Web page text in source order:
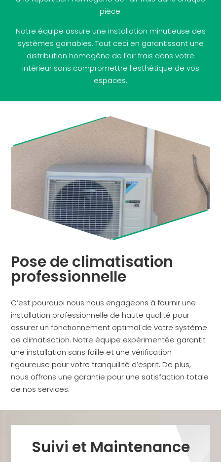
pièce.
Notre équipe assure une installation minutieuse des
systèmes gainables. Tout ceci en garantissant une
distribution homogène de l’air frais dans votre
intérieur sans compromettre l’esthétique de vos
espaces.
Pose de climatisation
professionnelle
C’est pourquoi nous nous engageons à fournir une
installation professionnelle de haute qualité pour
assurer un fonctionnement optimal de votre système
de climatisation. Notre équipe expérimentée garantit
une installation sans faille et une vérification
rigoureuse pour votre tranquillité d’esprit. De plus,
nous offrons une garantie pour une satisfaction totale
de nos services.
Suivi et Maintenance